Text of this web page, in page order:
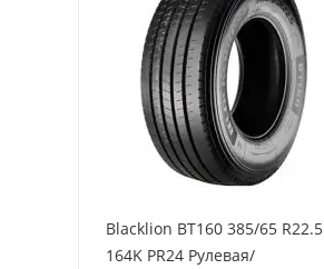
Blacklion BT160 385/65 R22.5
164K PR24 Рулевая/